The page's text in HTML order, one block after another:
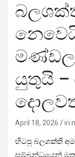
යුතුයි –
April 18, 2026 iri
හිටපු බලශක්ති
සම්බන්ධයෙන්